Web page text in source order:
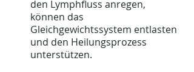
den Lymphfluss anregen,
können das
Gleichgewichtssystem entlasten
und den Heilungsprozess
unterstützen.